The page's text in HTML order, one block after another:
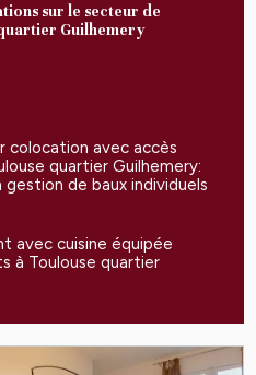
sur le secteur de
Guilhemery
colocation avec accès
quartier Guilhemery:
de baux individuels
avec cuisine équipée
à Toulouse quartier